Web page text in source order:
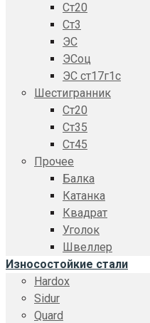
Ст20
Ст3
ЭС
ЭСоц
ЭС ст17г1с
Шестигранник
Ст20
Ст35
Ст45
Прочее
Балка
Катанка
Квадрат
Уголок
Швеллер
Износостойкие стали
Hardox
Sidur
Quard